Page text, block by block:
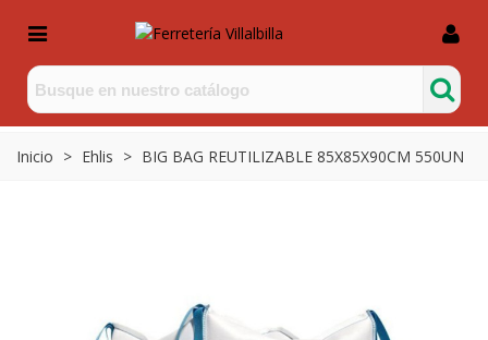
Inicio > Ehlis > BIG BAG REUTILIZABLE 85X85X90CM 550UN